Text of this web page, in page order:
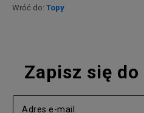
Wróć do: Topy
Zapisz się